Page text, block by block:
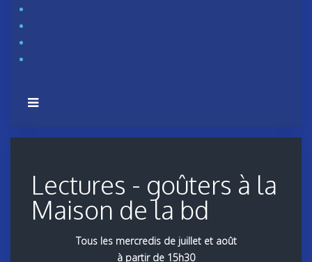
Lectures - goûters à la
Maison de la bd
Tous les mercredis de juillet et août
à partir de 15h30